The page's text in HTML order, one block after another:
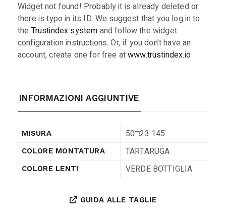
Widget not found! Probably it is already deleted or
there is typo in its ID. We suggest that you log in to
the Trustindex system and follow the widget
configuration instructions. Or, if you don't have an
account, create one for free atwww.trustindex.io
INFORMAZIONI AGGIUNTIVE
MISURA 50□23 145
COLORE MONTATURA TARTARUGA
COLORE LENTI VERDE BOTTIGLIA
GUIDA ALLE TAGLIE